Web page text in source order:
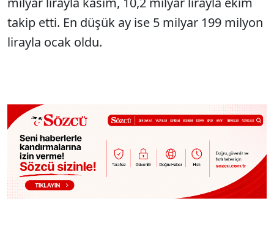
takip etti. En düşük ay ise 5 milyar 199 milyon
lirayla ocak oldu.